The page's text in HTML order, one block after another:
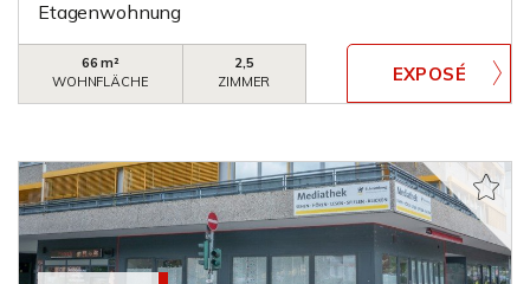
Etagenwohnung
66 m²
WOHNFLÄCHE
2,5
ZIMMER